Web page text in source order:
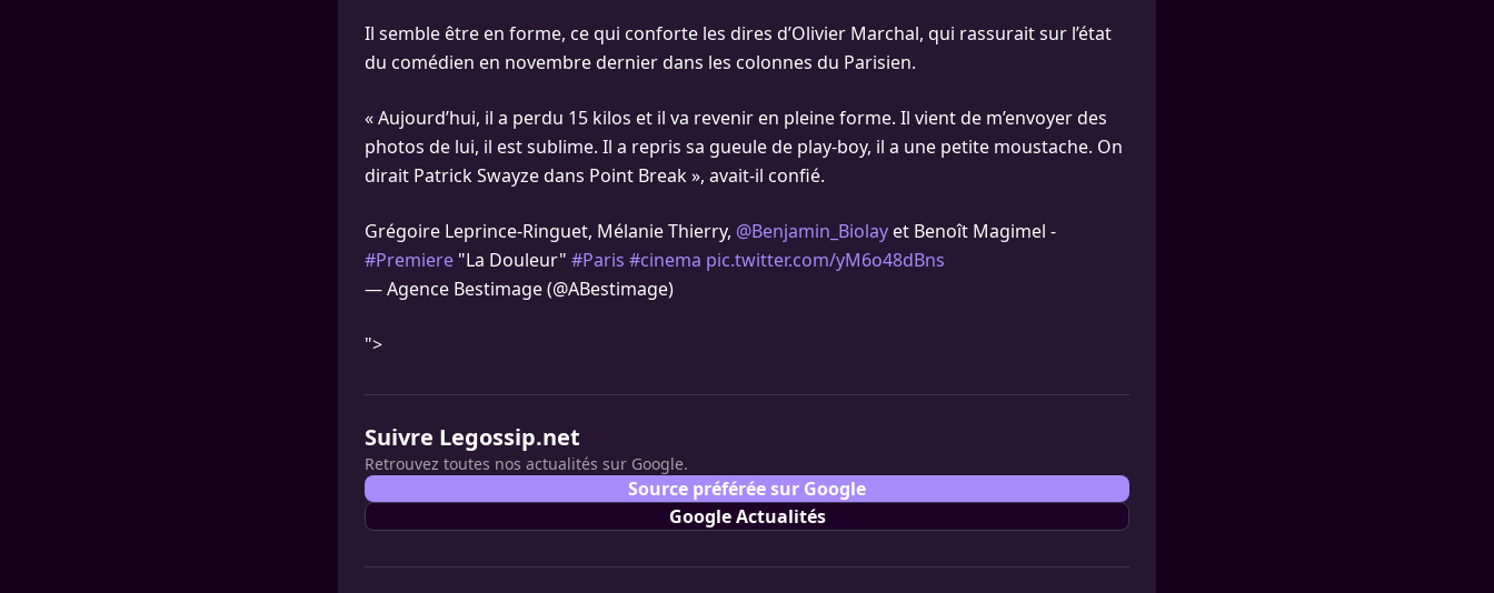
Il semble être en forme, ce qui conforte les dires d’Olivier Marchal, qui rassurait sur l’état
du comédien en novembre dernier dans les colonnes du Parisien.
« Aujourd’hui, il a perdu 15 kilos et il va revenir en pleine forme. Il vient de m’envoyer des
photos de lui, il est sublime. Il a repris sa gueule de play-boy, il a une petite moustache. On
dirait Patrick Swayze dans Point Break », avait-il confié.
Grégoire Leprince-Ringuet, Mélanie Thierry, @Benjamin_Biolay et Benoît Magimel -
#Premiere "La Douleur" #Paris #cinema pic.twitter.com/yM6o48dBns
— Agence Bestimage (@ABestimage)
">
Suivre Legossip.net
Retrouvez toutes nos actualités sur Google.
Source préférée sur Google
Google Actualités